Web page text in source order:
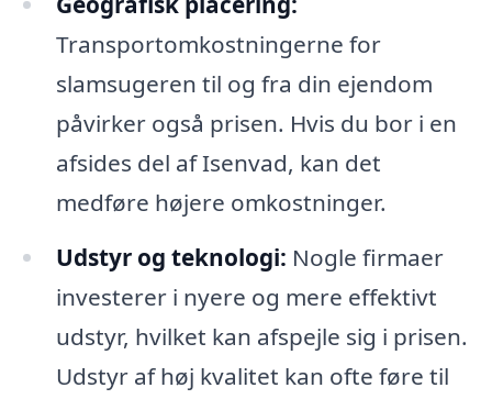
Transportomkostningerne for
slamsugeren til og fra din ejendom
påvirker også prisen. Hvis du bor i en
afsides del af Isenvad, kan det
medføre højere omkostninger.
Udstyr og teknologi: Nogle firmaer
investerer i nyere og mere effektivt
udstyr, hvilket kan afspejle sig i prisen.
Udstyr af høj kvalitet kan ofte føre til